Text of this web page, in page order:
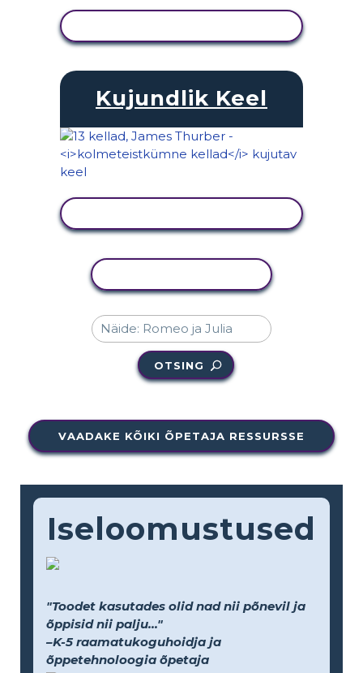
Kujundlik Keel
OTSING
VAADAKE KÕIKI ÕPETAJA RESSURSSE
Iseloomustused
"Toodet kasutades olid nad nii põnevil ja
õppisid nii palju..."
–K-5 raamatukoguhoidja ja
õppetehnoloogia õpetaja